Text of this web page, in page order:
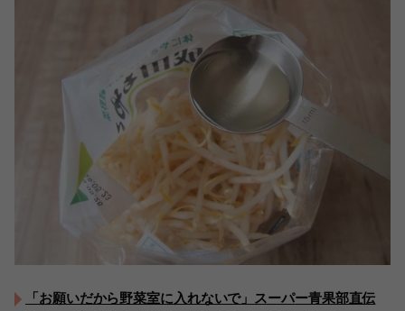
「お願いだから野菜室に入れないで」スーパー青果部直伝